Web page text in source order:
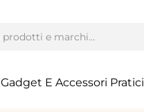
Gadget E Accessori Pratici